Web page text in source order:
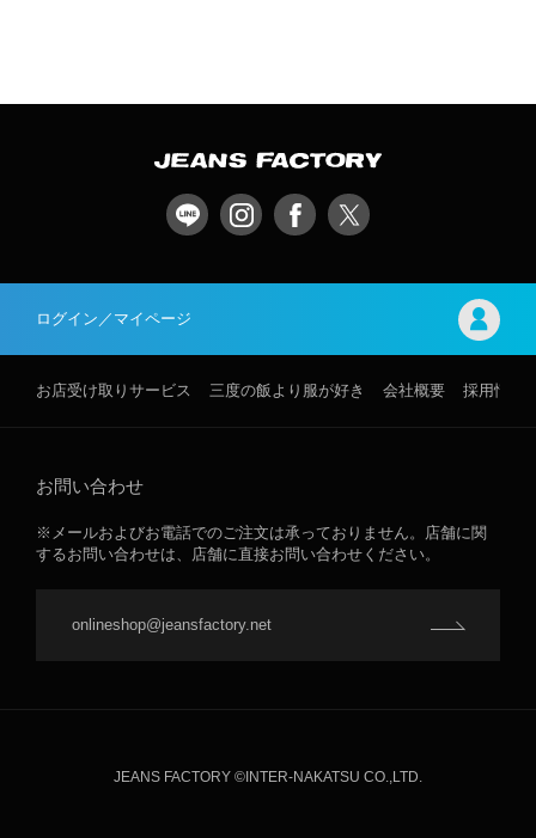
ログイン／マイページ
お店受け取りサービス 三度の飯より服が好き 会社概要 採用情報
お問い合わせ
※メールおよびお電話でのご注文は承っておりません。店舗に関
するお問い合わせは、店舗に直接お問い合わせください。
onlineshop@jeansfactory.net
JEANS FACTORY ©INTER-NAKATSU CO.,LTD.